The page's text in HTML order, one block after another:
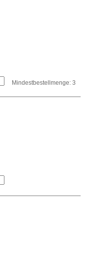
Mindestbestellmenge: 3